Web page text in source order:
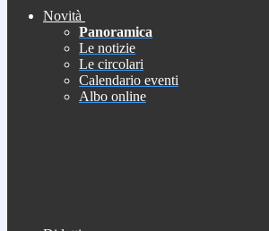
Novità
Panoramica
Le notizie
Le circolari
Calendario eventi
Albo online